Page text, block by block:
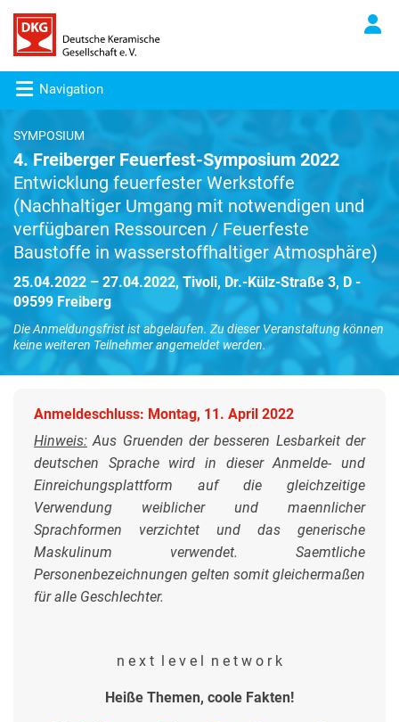
Navigation
SYMPOSIUM
4. Freiberger Feuerfest-Symposium 2022
Entwicklung feuerfester Werkstoffe
(Nachhaltiger Umgang mit notwendigen und
verfügbaren Ressourcen / Feuerfeste
Baustoffe in wasserstoffhaltiger Atmosphäre)
25.04.2022 – 27.04.2022, Tivoli, Dr.-Külz-Straße 3, D -
09599 Freiberg
Die Anmeldungsfrist ist abgelaufen. Zu dieser Veranstaltung können
keine weiteren Teilnehmer angemeldet werden.
Anmeldeschluss: Montag, 11. April 2022
Hinweis: Aus Gruenden der besseren Lesbarkeit der
deutschen Sprache wird in dieser Anmelde- und
Einreichungsplattform auf die gleichzeitige
Verwendung weiblicher und maennlicher
Sprachformen verzichtet und das generische
Maskulinum verwendet. Saemtliche
Personenbezeichnungen gelten somit gleichermaßen
für alle Geschlechter.
n e x t l e v e l n e t w o r k
Heiße Themen, coole Fakten!